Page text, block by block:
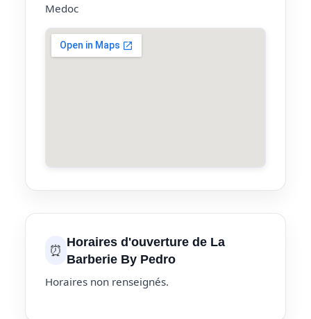
Medoc
⏰ Horaires d'ouverture de La
Barberie By Pedro
Horaires non renseignés.